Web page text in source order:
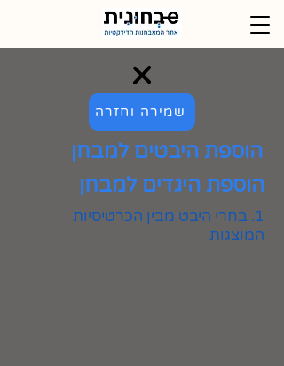
שמירה וחזרה
הוספת היבטים למבחן
הוספת היגדים למבחן
1. בחרי היבט מבין הכרטיסיות
המוצגות